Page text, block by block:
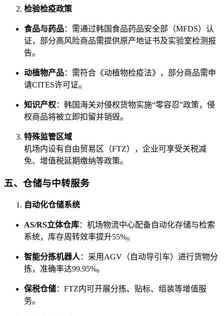
检验检疫政策
食品与药品：需通过韩国食品药品安全部（MFDS）认
证，部分高风险商品需提供原产地证书及实验室检测报
告。
动植物产品：需符合《动植物检疫法》，部分商品需申
请CITES许可证。
知识产权：韩国海关对侵权货物实施“零容忍”政策，侵
权商品将被立即扣留并销毁。
特殊监管区域
机场内设有自由贸易区（FTZ），企业可享受关税减
免、增值税延期缴纳等政策。
五、仓储与中转服务
自动化仓储系统
AS/RS立体仓库：机场物流中心配备自动化存储与检索
系统，库存周转效率提升55%。
智能分拣机器人 ：采用AGV（自动导引车）进行货物分
拣，准确率达99.95%。
保税仓储：FTZ内可开展分拣、贴标、组装等增值服
务。